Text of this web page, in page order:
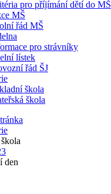
pro příjímání dětí do MŠ
MŠ
řád MŠ
pro strávníky
lístek
řád ŠJ
škola
škola
den